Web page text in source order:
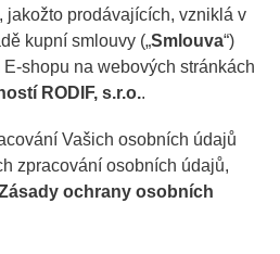
jakožto prodávajících, vzniklá v
kupní smlouvy („Smlouva“)
shopu na webových stránkách
RODIF, s.r.o..
Vašich osobních údajů
zpracování osobních údajů,
ochrany osobních